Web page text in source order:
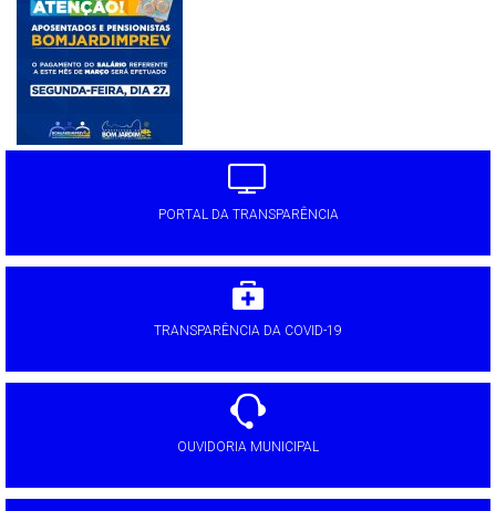
PORTAL DA TRANSPARÊNCIA
TRANSPARÊNCIA DA COVID-19
OUVIDORIA MUNICIPAL